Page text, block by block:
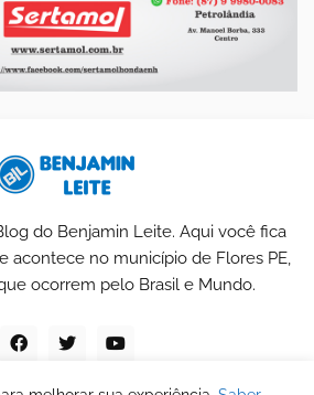
do Benjamin Leite. Aqui você fica
acontece no município de Flores PE,
ocorrem pelo Brasil e Mundo.